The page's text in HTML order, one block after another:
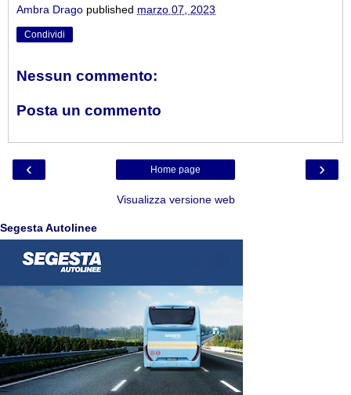
Ambra Drago published marzo 07, 2023
Condividi
Nessun commento:
Posta un commento
‹ ›
Home page
Visualizza versione web
Segesta Autolinee